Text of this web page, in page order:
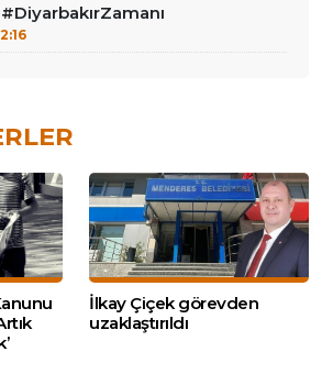
İlkay Çiçek görevden
uzaklaştırıldı